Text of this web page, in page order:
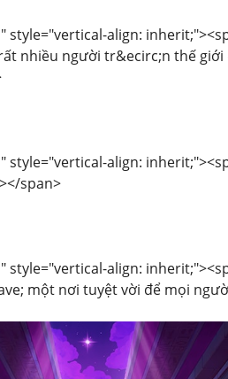
style="vertical-align:
nhiều người tr&ecirc;n thế
style="vertical-align:
span>
style="vertical-align:
một nơi tuyệt vời để mọi